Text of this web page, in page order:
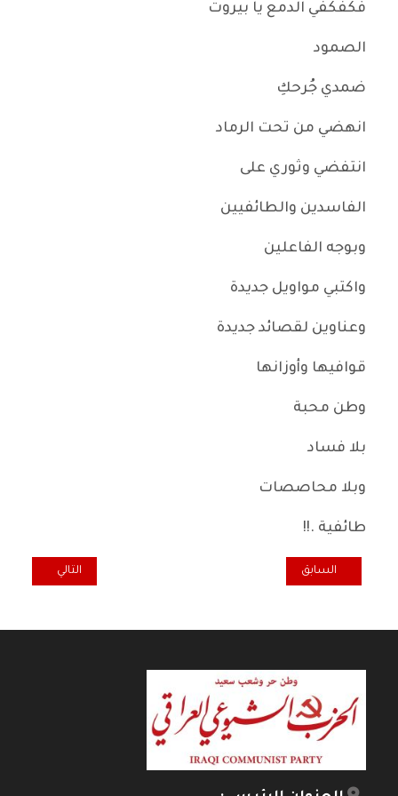
فكفكفي الدمع يا بيروت
الصمود
ضمدي جُرحكِ
انهضي من تحت الرماد
انتفضي وثوري على
الفاسدين والطائفيين
وبوجه الفاعلين
واكتبي مواويل جديدة
وعناوين لقصائد جديدة
قوافيها وأوزانها
وطن محبة
بلا فساد
وبلا محاصصات
طائفية .!!
المقال السابق: العولمة الرأسمالية والدولة الوطنية الديمقراطية
السابق المقال التالي:
التالي